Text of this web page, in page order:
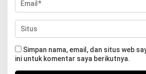
Simpan nama, email, dan situs web
ini untuk komentar saya berikutnya.